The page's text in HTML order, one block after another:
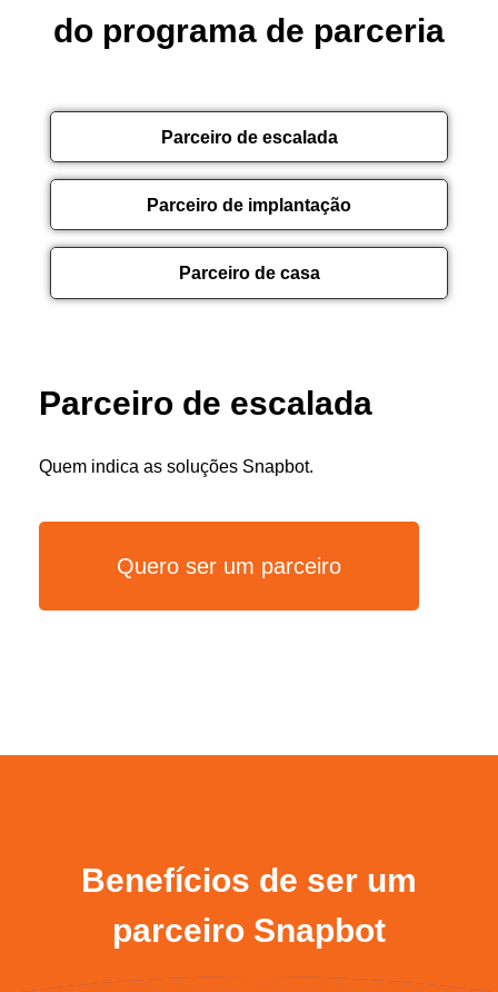
do programa de parceria
Parceiro de escalada
Parceiro de implantação
Parceiro de casa
Parceiro de escalada
Quem indica as soluções Snapbot.
Quero ser um parceiro
Benefícios de ser um
parceiro Snapbot